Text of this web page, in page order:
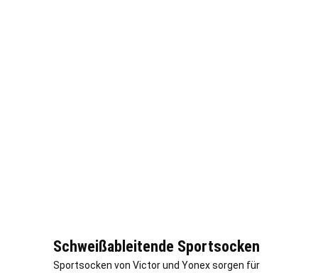
Schweißableitende Sportsocken
Sportsocken von Victor und Yonex sorgen für